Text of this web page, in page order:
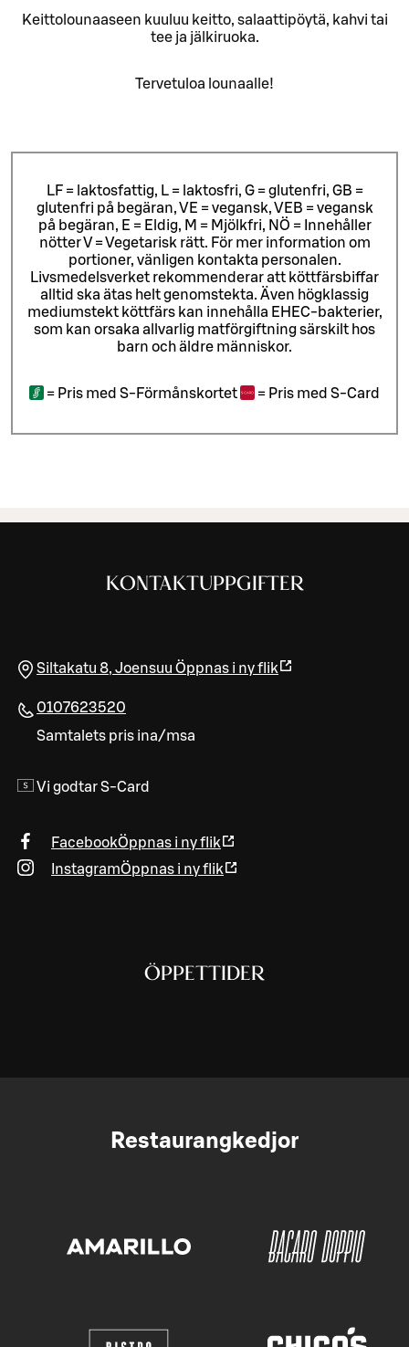
Keittolounaaseen kuuluu keitto, salaattipöytä, kahvi tai
tee ja jälkiruoka.
Tervetuloa lounaalle!
LF = laktosfattig, L = laktosfri, G = glutenfri, GB =
glutenfri på begäran, VE = vegansk, VEB = vegansk
på begäran, E = Eldig, M = Mjölkfri, NÖ = Innehåller
nötter V = Vegetarisk rätt. För mer information om
portioner, vänligen kontakta personalen.
Livsmedelsverket rekommenderar att köttfärsbiffar
alltid ska ätas helt genomstekta. Även högklassig
mediumstekt köttfärs kan innehålla EHEC-bakterier,
som kan orsaka allvarlig matförgiftning särskilt hos
barn och äldre människor.
= Pris med S-Förmånskortet = Pris med S-Card
KONTAKTUPPGIFTER
Siltakatu 8, Joensuu Öppnas i ny flik
0107623520
Samtalets pris ina/msa
Vi godtar S-Card
FacebookÖppnas i ny flik
InstagramÖppnas i ny flik
ÖPPETTIDER
Restaurangkedjor